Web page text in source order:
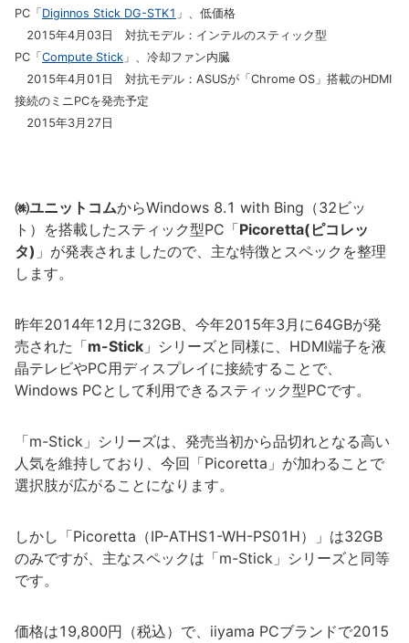
PC「 Diginnos Stick DG-STK1 」、低価格
2015年4月03日 対抗モデル：インテルのスティック型
PC「 Compute Stick 」、冷却ファン内臓
2015年4月01日 対抗モデル：ASUSが「Chrome OS」搭載のHDMI
接続のミニPCを発売予定
2015年3月27日
㈱ユニットコムからWindows 8.1 with Bing（32ビッ
ト）を搭載したスティック型PC「Picoretta(ピコレッ
タ) 」が発表されましたので、主な特徴とスペックを整理
します。
昨年2014年12月に32GB、今年2015年3月に64GBが発
売された「m-Stick 」シリーズと同様に、HDMI端子を液
晶テレビやPC用ディスプレイに接続することで、
Windows PCとして利用できるスティック型PCです。
「m-Stick」シリーズは、発売当初から品切れとなる高い
人気を維持しており、今回「Picoretta」が加わることで
選択肢が広がることになります。
しかし「Picoretta（IP-ATHS1-WH-PS01H）」は32GB
のみですが、主なスペックは「m-Stick」シリーズと同等
です。
価格は19,800円（税込）で、iiyama PCブランドで2015